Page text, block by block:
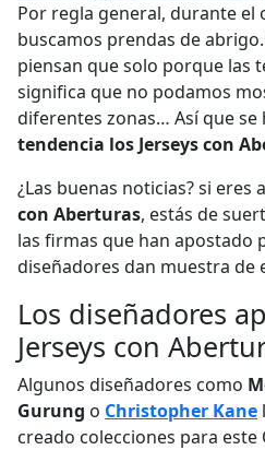
Por regla general, durante el
buscamos prendas de
piensan que solo porque las
significa que no podamos
diferentes zonas… Así que se
tendencia los Jerseys con
¿Las buenas noticias? si eres
con Aberturas, estás de
las firmas que han apostado
diseñadores dan muestra de
Los diseñadores
Jerseys con
Algunos diseñadores como
Gurung o Christopher Kane
creado colecciones para